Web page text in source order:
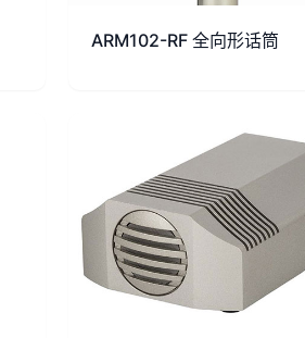
ARM102-RF 全向形话筒